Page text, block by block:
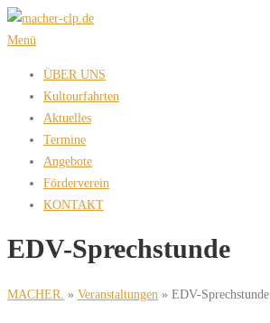
Zum
Inhalt
Menü
ÜBER UNS
Kultourfahrten
Aktuelles
Termine
Angebote
Förderverein
KONTAKT
EDV-Sprechstunde
MACHER. » Veranstaltungen » EDV-Sprechstunde